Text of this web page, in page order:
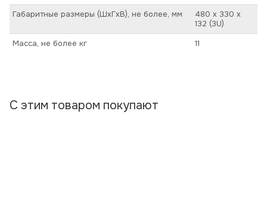
Габаритные размеры (ШхГхВ), не более, мм
480 х 330 х
132 (3U)
Масса, не более кг
11
С этим товаром покупают